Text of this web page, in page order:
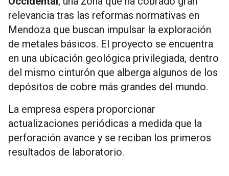
relevancia tras las reformas normativas en
Mendoza que buscan impulsar la exploración
de metales básicos. El proyecto se encuentra
en una ubicación geológica privilegiada, dentro
del mismo cinturón que alberga algunos de los
depósitos de cobre más grandes del mundo.
La empresa espera proporcionar
actualizaciones periódicas a medida que la
perforación avance y se reciban los primeros
resultados de laboratorio.